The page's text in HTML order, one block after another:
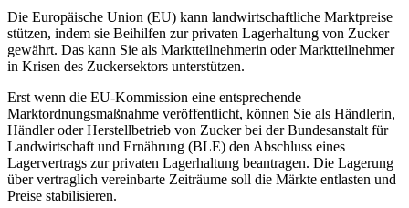
Die Europäische Union (EU) kann landwirtschaftliche Marktpreise
stützen, indem sie Beihilfen zur privaten Lagerhaltung von Zucker
gewährt. Das kann Sie als Marktteilnehmerin oder Marktteilnehmer
in Krisen des Zuckersektors unterstützen.
Erst wenn die EU-Kommission eine entsprechende
Marktordnungsmaßnahme veröffentlicht, können Sie als Händlerin,
Händler oder Herstellbetrieb von Zucker bei der Bundesanstalt für
Landwirtschaft und Ernährung (BLE) den Abschluss eines
Lagervertrags zur privaten Lagerhaltung beantragen. Die Lagerung
über vertraglich vereinbarte Zeiträume soll die Märkte entlasten und
Preise stabilisieren.